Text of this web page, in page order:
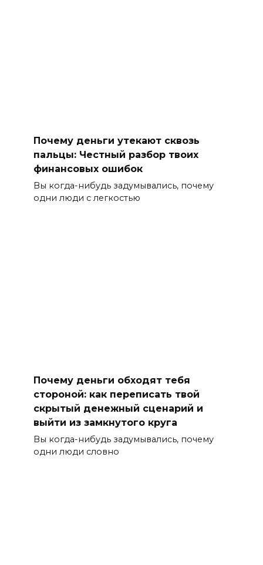
Почему деньги утекают сквозь
пальцы: Честный разбор твоих
финансовых ошибок
Вы когда-нибудь задумывались, почему
одни люди с легкостью
Почему деньги обходят тебя
стороной: как переписать твой
скрытый денежный сценарий и
выйти из замкнутого круга
Вы когда-нибудь задумывались, почему
одни люди словно